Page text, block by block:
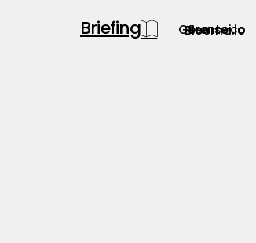
Briefing Blooma.io
Semsei.io
Gerente.co